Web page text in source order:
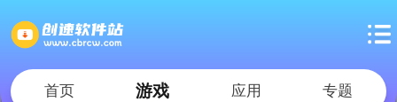
首页 游戏 应用 专题